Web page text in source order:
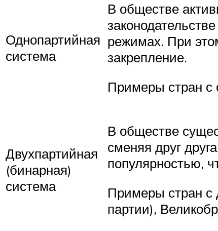
Однопартийная
система
В обществе
режимах. При
закрепление.
Примеры стран
Двухпартийная
(бинарная)
система
В обществе
сменяя друг
популярностью,
Примеры стран с
партии),